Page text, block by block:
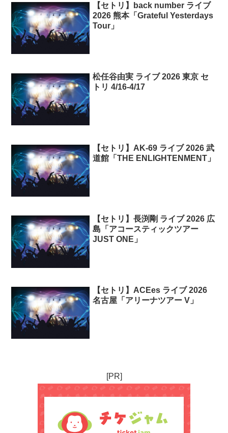
【セトリ】back number ライブ
2026 熊本「Grateful Yesterdays
Tour」
松任谷由実 ライブ 2026 東京 セ
トリ 4/16-4/17
【セトリ】AK-69 ライブ 2026 武
道館「THE ENLIGHTENMENT」
【セトリ】長渕剛 ライブ 2026 広
島「アコースティックツアー
JUST ONE」
【セトリ】ACEes ライブ 2026
名古屋「アリーナツアー V」
[PR]